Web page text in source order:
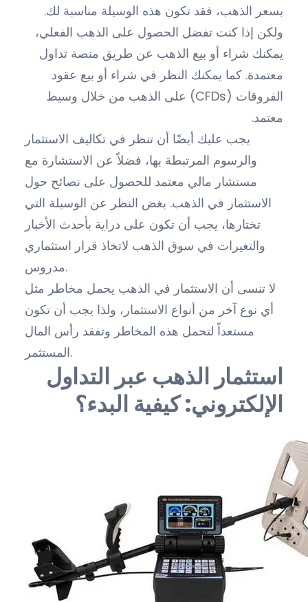
بسعر الذهب، فقد تكون هذه الوسيلة مناسبة لك.
ولكن إذا كنت تفضل الحصول على الذهب الفعلي،
يمكنك شراء أو بيع الذهب عن طريق منصة تداول
معتمدة. كما يمكنك النظر في شراء أو بيع عقود
الفروقات (CFDs) على الذهب من خلال وسيط
معتمد.
يجب عليك أيضًا أن تنظر في تكاليف الاستثمار
والرسوم المرتبطة بها، فضلاً عن الاستشارة مع
مستشار مالي معتمد للحصول على نصائح حول
الاستثمار في الذهب. بغض النظر عن الوسيلة التي
تختارها، يجب أن تكون على دراية بأحدث الأخبار
والتغيرات في سوق الذهب لاتخاذ قرار استثماري
مدروس.
لا تنسى أن الاستثمار في الذهب يحمل مخاطر مثل
أي نوع آخر من أنواع الاستثمار، ولذا يجب أن تكون
مستعداً لتحمل هذه المخاطر وتفقد رأس المال
المستثمر.
استثمار الذهب عبر التداول
الإلكتروني: كيفية البدء؟